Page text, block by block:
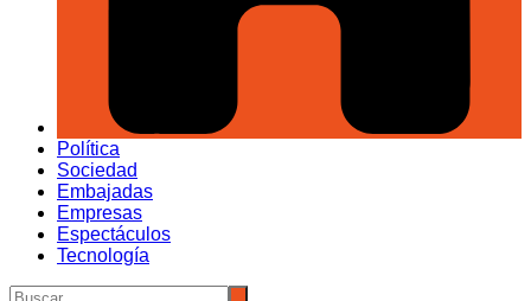
Política
Sociedad
Embajadas
Empresas
Espectáculos
Tecnología